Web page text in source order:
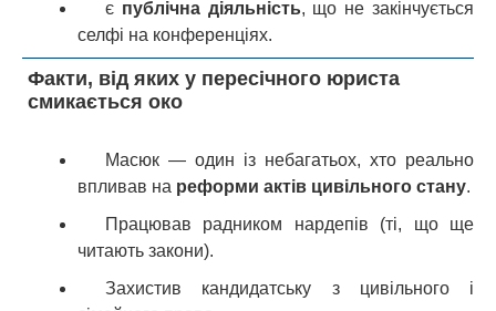
є публічна діяльність, що не закінчується
селфі на конференціях.
Факти, від яких у пересічного юриста
смикається око
Масюк — один із небагатьох, хто реально
впливав на реформи актів цивільного стану.
Працював радником нардепів (ті, що ще
читають закони).
Захистив кандидатську з цивільного і